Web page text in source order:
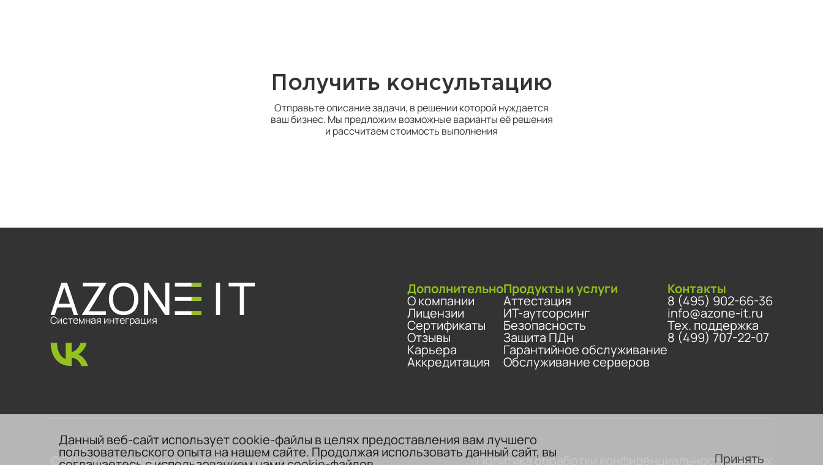
Получить консультацию
Отправьте описание задачи, в решении которой нуждается
ваш бизнес. Мы предложим возможные варианты её решения
и рассчитаем стоимость выполнения
Системная интеграция
Дополнительно
О компании
Лицензии
Сертификаты
Отзывы
Карьера
Аккредитация
Продукты и услуги
Аттестация
ИТ-аутсорсинг
Безопасность
Защита ПДн
Гарантийное обслуживание
Обслуживание серверов
Контакты
8 (495) 902-66-36
info@azone-it.ru
Тех. поддержка
8 (499) 707-22-07
© 2026 Копирование материалов сайта запрещено. Политика обработки конфиденциальности данных
Данный веб-сайт использует cookie-файлы в целях предоставления вам лучшего
пользовательского опыта на нашем сайте. Продолжая использовать данный сайт, вы Принять